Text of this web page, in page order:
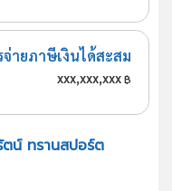
จ่ายภาษีเงินได้สะสม
xxx,xxx,xxx฿
น์ ทรานสปอร์ต